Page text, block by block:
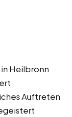
Heilbronn
Auftreten